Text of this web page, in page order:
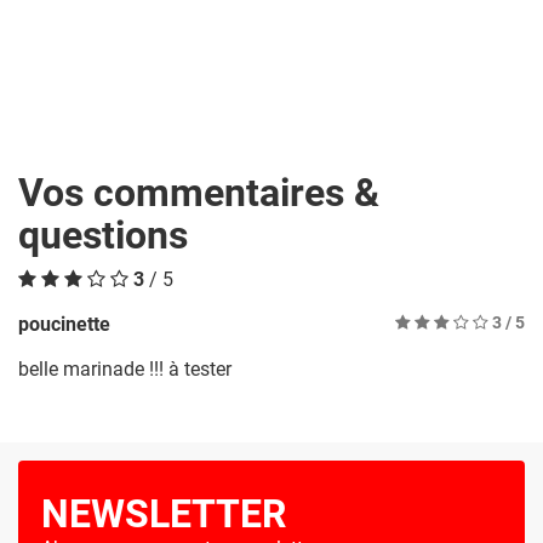
Vos commentaires &
questions
3 / 5
poucinette
3/ 5
belle marinade !!! à tester
NEWSLETTER